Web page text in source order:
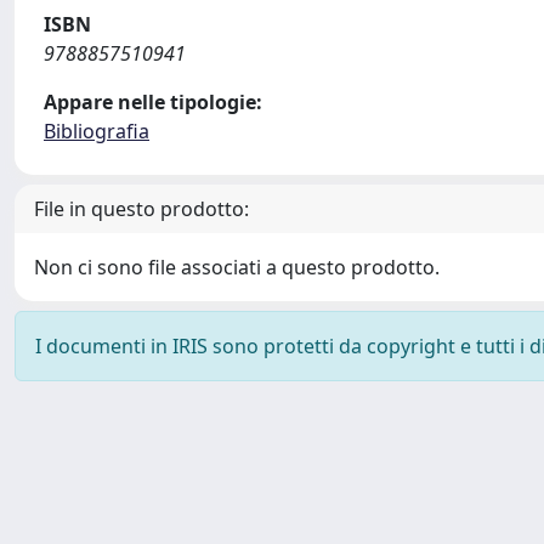
ISBN
9788857510941
Appare nelle tipologie:
Bibliografia
File in questo prodotto:
Non ci sono file associati a questo prodotto.
I documenti in IRIS sono protetti da copyright e tutti i